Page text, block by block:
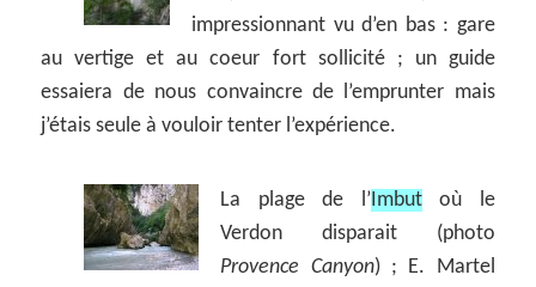
impressionnant vu d’en bas : gare
au vertige et au coeur fort sollicité ; un guide
essaiera de nous convaincre de l’emprunter mais
j’étais seule à vouloir tenter l’expérience.
La plage de l’Imbutoù le
Verdon disparait (photo
Provence Canyon) ; E. Martel